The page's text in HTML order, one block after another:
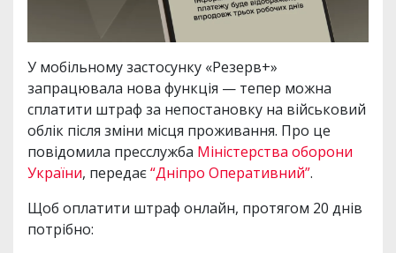
У мобільному застосунку «Резерв+»
запрацювала нова функція — тепер можна
сплатити штраф за непостановку на військовий
облік після зміни місця проживання. Про це
повідомила пресслужба Міністерства оборони
України, передає“Дніпро Оперативний”.
Щоб оплатити штраф онлайн, протягом 20 днів
потрібно: